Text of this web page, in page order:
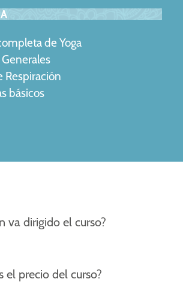
de Yoga
Respiración
básicos
va dirigido el curso?
el precio del curso?